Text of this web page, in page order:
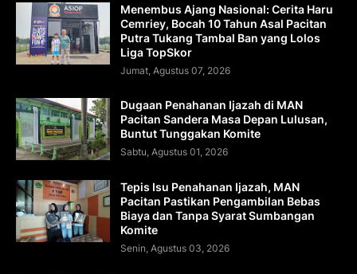
Menembus Ajang Nasional: Cerita Haru
Cemriey, Bocah 10 Tahun Asal Pacitan
Putra Tukang Tambal Ban yang Lolos
Liga TopSkor
Jumat, Agustus 07, 2026
Dugaan Penahanan Ijazah di MAN
Pacitan Sandera Masa Depan Lulusan,
Buntut Tunggakan Komite
Sabtu, Agustus 01, 2026
Tepis Isu Penahanan Ijazah, MAN
Pacitan Pastikan Pengambilan Bebas
Biaya dan Tanpa Syarat Sumbangan
Komite
Senin, Agustus 03, 2026